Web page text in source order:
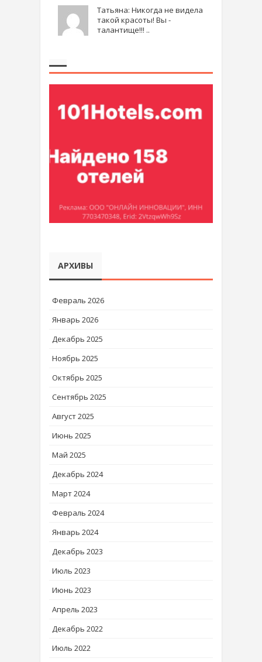
Татьяна: Никогда не видела
такой красоты! Вы -
талантище!!! ..
АРХИВЫ
Февраль 2026
Январь 2026
Декабрь 2025
Ноябрь 2025
Октябрь 2025
Сентябрь 2025
Август 2025
Июнь 2025
Май 2025
Декабрь 2024
Март 2024
Февраль 2024
Январь 2024
Декабрь 2023
Июль 2023
Июнь 2023
Апрель 2023
Декабрь 2022
Июль 2022